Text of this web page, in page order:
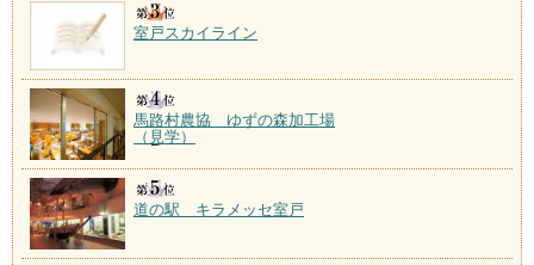
室戸スカイライン
馬路村農協 ゆずの森加工場
（見学）
道の駅 キラメッセ室戸